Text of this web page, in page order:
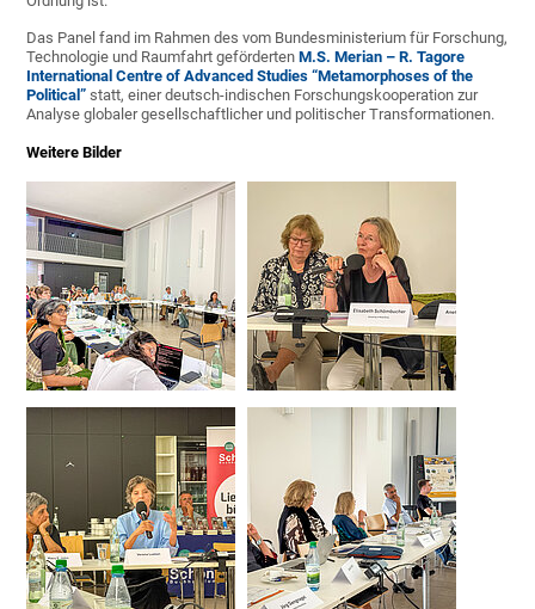
Das Panel fand im Rahmen des vom Bundesministerium für Forschung,
Technologie und Raumfahrt gefördertenM.S. Merian – R. Tagore
International Centre of Advanced Studies “Metamorphoses of the
Political” statt, einer deutsch-indischen Forschungskooperation zur
Analyse globaler gesellschaftlicher und politischer Transformationen.
Weitere Bilder